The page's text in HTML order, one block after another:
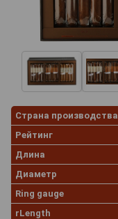
Страна производства
Рейтинг
Длина
Диаметр
Ring gauge
rLength